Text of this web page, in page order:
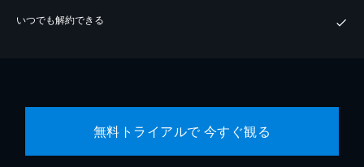
いつでも解約できる
無料トライアルで 今すぐ観る